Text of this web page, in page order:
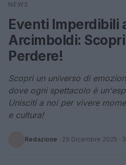
Cerca
NEWS
Eventi Imperdibili
Arcimboldi:
Perdere!
Scopri un universo di
dove ogni spettacolo è
Unisciti a noi per vivere
e cultura!
Redazione · 29 Dicembre 2025 ·